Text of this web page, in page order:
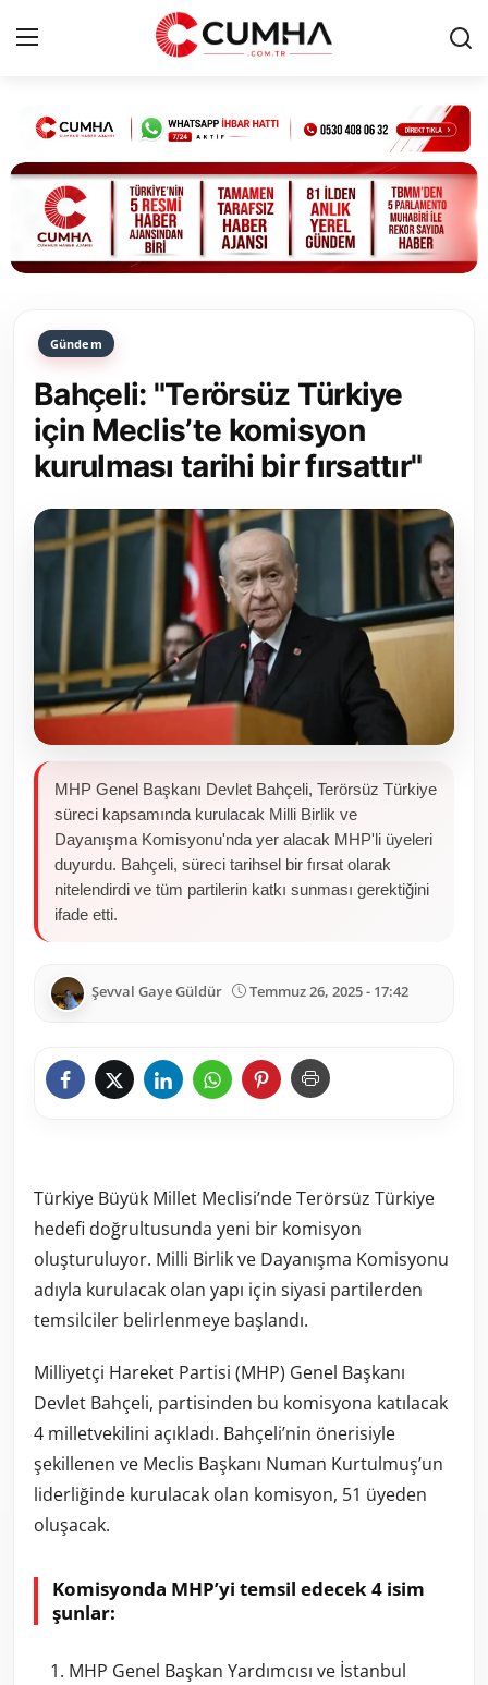
Kurumsal
Cumhurbaşkanlığı
Bakanlıklar
Siyasi Partiler
Yerel Yönetimler
Mülki İdare
Toplum ve Yaşam
Sivil Toplum Kuruluşları
Kamu Kurumları ve Üst Kurullar
Resmi Reklamlar
Gündem
Bahçeli: "Terörsüz Türkiye
için Meclis’te komisyon
kurulması tarihi bir fırsattır"
MHP Genel Başkanı Devlet Bahçeli, Terörsüz Türkiye
süreci kapsamında kurulacak Milli Birlik ve
Dayanışma Komisyonu'nda yer alacak MHP'li üyeleri
duyurdu. Bahçeli, süreci tarihsel bir fırsat olarak
nitelendirdi ve tüm partilerin katkı sunması gerektiğini
ifade etti.
Şevval Gaye Güldür Temmuz 26, 2025 - 17:42
Türkiye Büyük Millet Meclisi’nde Terörsüz Türkiye
hedefi doğrultusunda yeni bir komisyon
oluşturuluyor. Milli Birlik ve Dayanışma Komisyonu
adıyla kurulacak olan yapı için siyasi partilerden
temsilciler belirlenmeye başlandı.
Milliyetçi Hareket Partisi (MHP) Genel Başkanı
Devlet Bahçeli, partisinden bu komisyona katılacak
4 milletvekilini açıkladı. Bahçeli’nin önerisiyle
şekillenen ve Meclis Başkanı Numan Kurtulmuş’un
liderliğinde kurulacak olan komisyon, 51 üyeden
oluşacak.
Komisyonda MHP’yi temsil edecek 4 isim
şunlar:
MHP Genel Başkan Yardımcısı ve İstanbul